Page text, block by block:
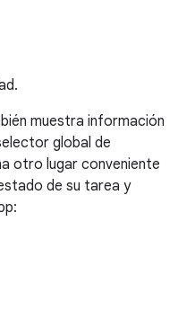
muestra información
global de
otro lugar conveniente
de su tarea y